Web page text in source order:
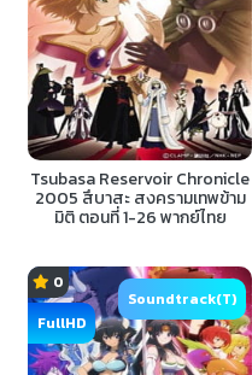
Tsubasa Reservoir Chronicle
2005 สึบาสะ สงครามเทพข้าม
มิติ ตอนที่ 1-26 พากย์ไทย
0
FullHD
Soundtrack(T)